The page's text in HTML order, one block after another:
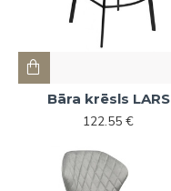
Bāra krēsls LARS
122.55 €